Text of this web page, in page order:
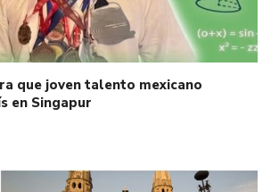
que joven talento mexicano
en Singapur